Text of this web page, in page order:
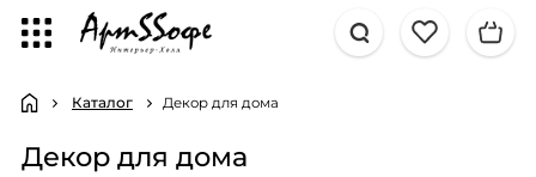
Каталог Декор для дома
Декор для дома